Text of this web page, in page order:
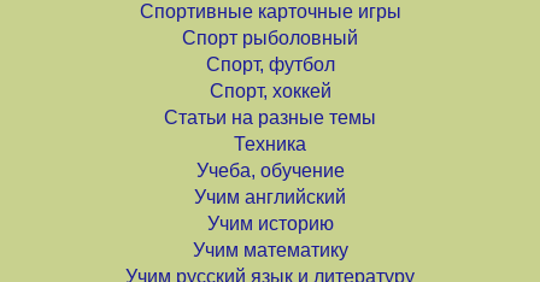
Спортивные карточные игры
Спорт рыболовный
Спорт, футбол
Спорт, хоккей
Статьи на разные темы
Техника
Учеба, обучение
Учим английский
Учим историю
Учим математику
Учим русский язык и литературу